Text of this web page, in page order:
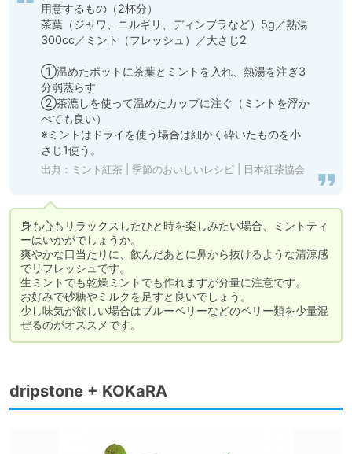
用意するもの（2杯分）
茶葉（ジャワ、ニルギリ、ディンブラなど）5g／熱湯
300cc／ミント（フレッシュ）／大さじ2
①温めたポットに茶葉とミントを入れ、熱湯を注ぎ3
分弱蒸らす
②茶漉しを使って温めたカップに注ぐ（ミントを浮か
べても良い）
※ミントはドライを使う場合は細かく砕いたものを小
さじ1使う。
出典： ミント紅茶 | 季節のおいしいレシピ | 日本紅茶協会
身も心もリラックスしたひと時を楽しみたい場合、ミントティ
ーはいかがでしょうか。
爽やかな口当たりに、飲んだあとに鼻から抜けるような清涼感
でリフレッシュです。
生ミントでも乾燥ミントでも作れますが分量に注意です。
お好みで砂糖やミルクを足すと良いでしょう。
少し味気が欲しい場合はブルーベリーなどのベリー類を少量混
ぜるのがオススメです。
dripstone + KOKaRA